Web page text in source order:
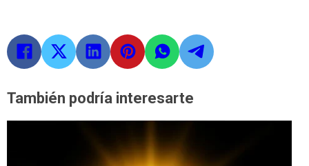
También podría interesarte